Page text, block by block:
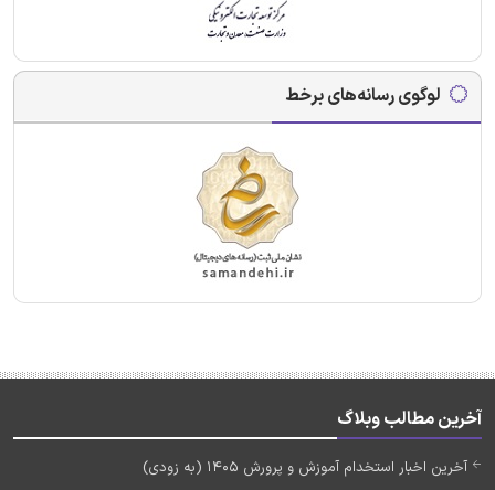
لوگوی رسانه‌های برخط
آخرین مطالب وبلاگ
آخرین اخبار استخدام آموزش و پرورش 1405 (به زودی)